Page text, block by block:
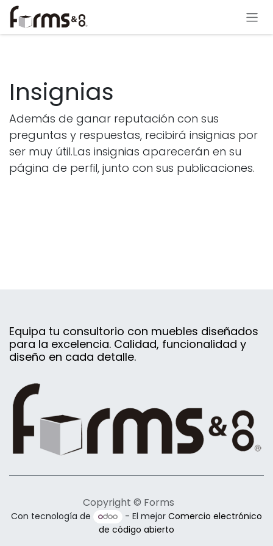
Ir al contenido
Insignias
Además de ganar reputación con sus
preguntas y respuestas, recibirá insignias por
ser muy útil.Las insignias aparecerán en su
página de perfil, junto con sus publicaciones.
Equipa tu consultorio con muebles diseñados
para la excelencia. Calidad, funcionalidad y
diseño en cada detalle.
Copyright © Forms
Con tecnología de - El mejorComercio electrónico
de código abierto